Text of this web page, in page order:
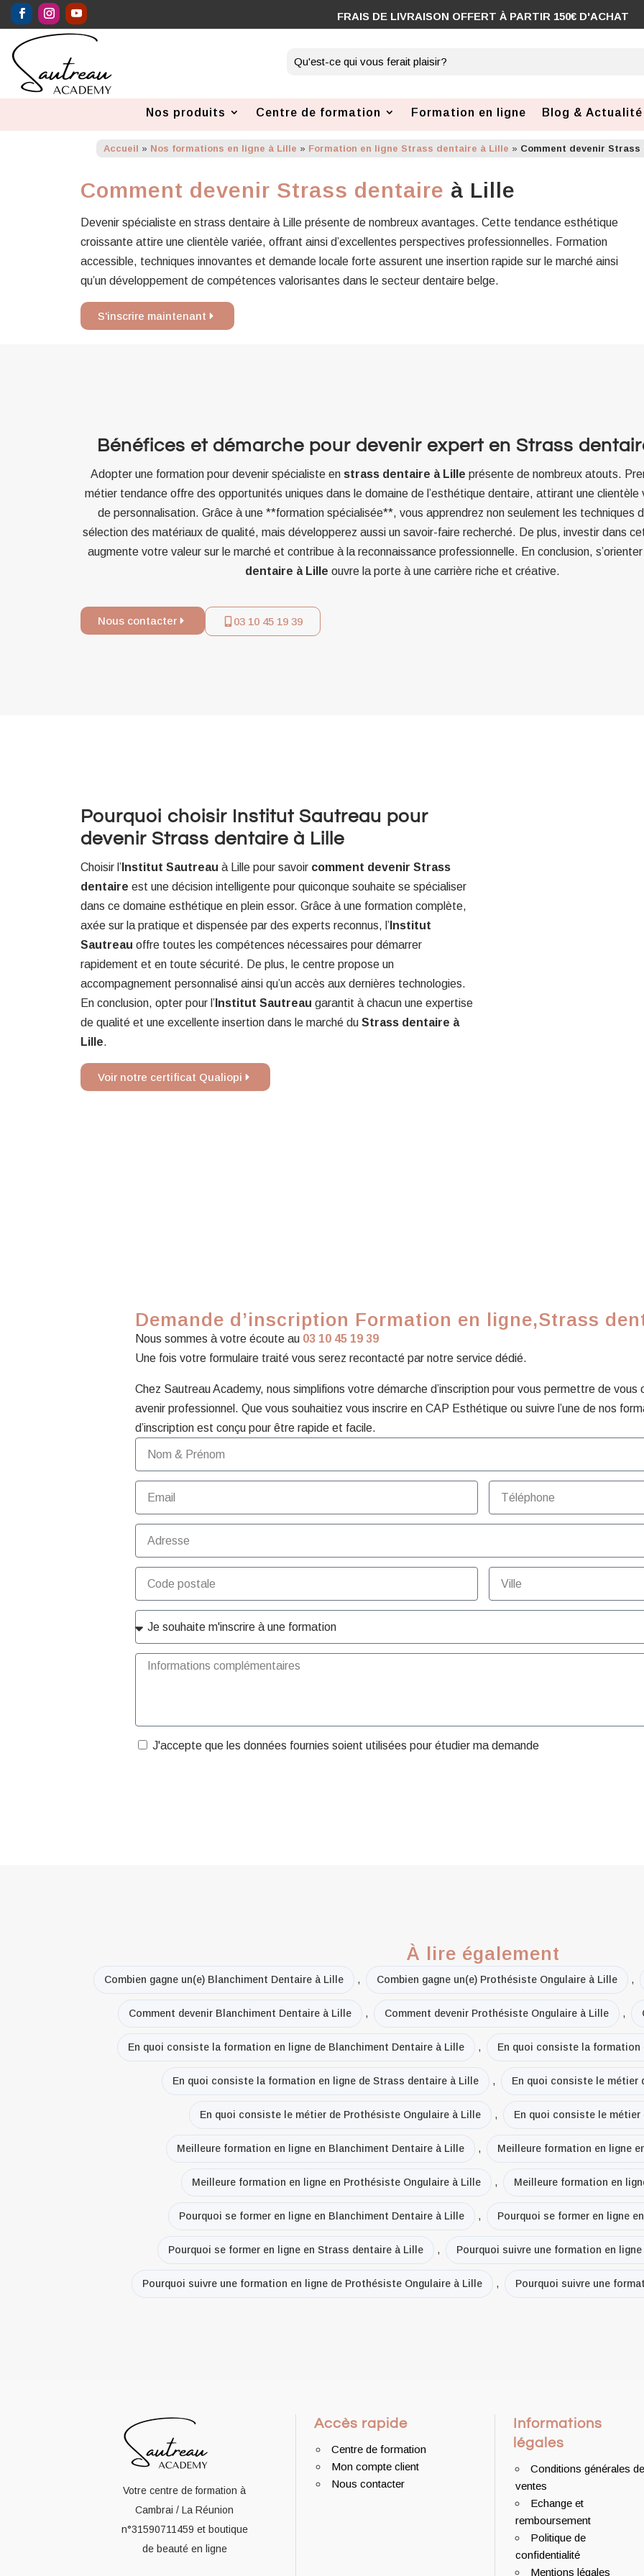
Nos produits Centre de formation Formation en ligne Blog & Actualité
Accueil » Nos formations en ligne à Lille » Formation en ligne Strass dentaire à Lille » Comment devenir
Comment devenir Strass dentaire à Lille
Devenir spécialiste en strass dentaire à Lille présente de nombreux avantages. Cette tendance esthétique
croissante attire une clientèle variée, offrant ainsi d’excellentes perspectives professionnelles. Formation
accessible, techniques innovantes et demande locale forte assurent une insertion rapide sur le marché ainsi
qu’un développement de compétences valorisantes dans le secteur dentaire belge.
S'inscrire maintenant
Bénéfices et démarche pour devenir expert en Strass
Adopter une formation pour devenir spécialiste en strass dentaire à Lille présente de nombreux atouts.
métier tendance offre des opportunités uniques dans le domaine de l’esthétique dentaire, attirant une clientèle
de personnalisation. Grâce à une **formation spécialisée**, vous apprendrez non seulement les techniques
sélection des matériaux de qualité, mais développerez aussi un savoir-faire recherché. De plus, investir dans
augmente votre valeur sur le marché et contribue à la reconnaissance professionnelle. En conclusion,
dentaire à Lille ouvre la porte à une carrière riche et créative.
Nous contacter 03 10 45 19 39
Pourquoi choisir Institut Sautreau pour
devenir Strass dentaire à Lille
Choisir l’ Institut Sautreau à Lille pour savoir comment devenir Strass
dentaire est une décision intelligente pour quiconque souhaite se spécialiser
dans ce domaine esthétique en plein essor. Grâce à une formation complète,
axée sur la pratique et dispensée par des experts reconnus, l’ Institut
Sautreau offre toutes les compétences nécessaires pour démarrer
rapidement et en toute sécurité. De plus, le centre propose un
accompagnement personnalisé ainsi qu’un accès aux dernières technologies.
En conclusion, opter pour l’ Institut Sautreau garantit à chacun une expertise
de qualité et une excellente insertion dans le marché du Strass dentaire à
Lille.
Voir notre certificat Qualiopi
Demande d’inscription Formation en ligne,Strass
Nous sommes à votre écoute au 03 10 45 19 39
Une fois votre formulaire traité vous serez recontacté par notre service dédié.
Chez Sautreau Academy, nous simplifions votre démarche d’inscription pour vous permettre de vous
avenir professionnel. Que vous souhaitiez vous inscrire en CAP Esthétique ou suivre l’une de nos
d’inscription est conçu pour être rapide et facile.
J'accepte que les données fournies soient utilisées pour étudier ma demande
À lire également
Combien gagne un(e) Blanchiment Dentaire à Lille , Combien gagne un(e) Prothésiste Ongulaire à Lille ,
Comment devenir Blanchiment Dentaire à Lille , Comment devenir Prothésiste Ongulaire à Lille ,
En quoi consiste la formation en ligne de Blanchiment Dentaire à Lille , En quoi consiste la formation
En quoi consiste la formation en ligne de Strass dentaire à Lille , En quoi consiste le métier
En quoi consiste le métier de Prothésiste Ongulaire à Lille , En quoi consiste le
Meilleure formation en ligne en Blanchiment Dentaire à Lille , Meilleure formation en ligne
Meilleure formation en ligne en Prothésiste Ongulaire à Lille , Meilleure formation en
Pourquoi se former en ligne en Blanchiment Dentaire à Lille , Pourquoi se former en ligne
Pourquoi se former en ligne en Strass dentaire à Lille , Pourquoi suivre une formation en
Pourquoi suivre une formation en ligne de Prothésiste Ongulaire à Lille , Pourquoi suivre une
Votre centre de formation à
Cambrai / La Réunion
n°31590711459 et boutique
de beauté en ligne
Accès rapide
Centre de formation
Mon compte client
Nous contacter
Informations
légales
Conditions générales de
ventes
Echange et
remboursement
Politique de
confidentialité
Mentions légales